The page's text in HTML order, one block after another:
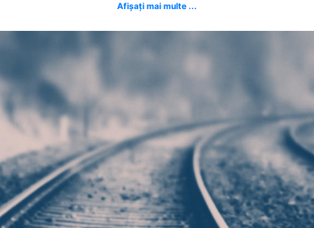
Afișați mai multe ...